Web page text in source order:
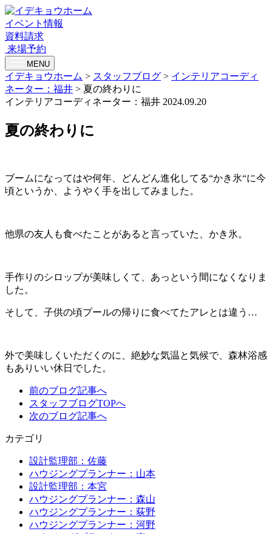
イベント情報
資料請求
来場予約
MENU
イデキョウホーム > スタッフブログ > インテリアコーディ
ネーター：福井 > 夏の終わりに
インテリアコーディネーター：福井 2024.09.20
夏の終わりに
ブームになってはや何年、どんどん進化してる“かき氷“に今
頃というか、ようやく手を出してみました。
他県の友人も食べたことがあると言っていた、かき氷。
手作りのシロップが美味しくて、あっという間になくなりま
した。
そして、子供の頃プールの帰りに食べてたアレとは違う…
外で美味しくいただくのに、絶妙な気温と気候で、森林浴感
もありいい休日でした。
前のブログ記事へ
スタッフブログTOPへ
次のブログ記事へ
カテゴリ
設計監理部：佐藤
ハウジングプランナー：山本
設計監理部：本宮
ハウジングプランナー：森山
ハウジングプランナー：荻野
ハウジングプランナー：河野